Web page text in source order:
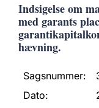
Indsigelse om
med garants
hævning.
Sagsnummer:
Dato: